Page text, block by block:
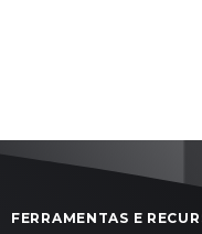
FERRAMENTAS E